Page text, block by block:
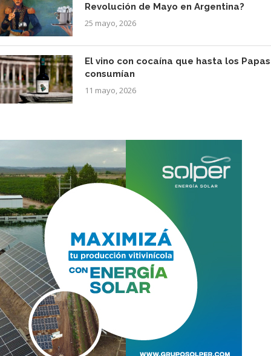
Revolución de Mayo en Argentina?
25 mayo, 2026
El vino con cocaína que hasta los Papas
consumían
11 mayo, 2026